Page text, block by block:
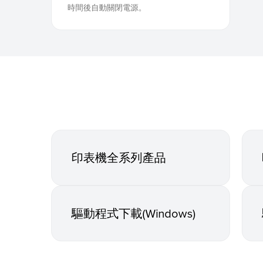
時間後自動關閉電源。
印表機全系列產品
驅動程式下載(Windows)